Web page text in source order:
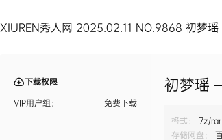
XIUREN秀人网 2025.02.11 NO.9868 初梦
下载权限
VIP用户组：
免费下载
初梦瑶
格式： 7z/rar
存储网盘：